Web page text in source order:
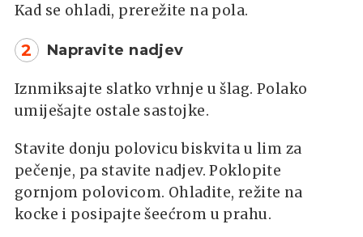
Kad se ohladi, prerežite na pola.
2 Napravite nadjev
Iznmiksajte slatko vrhnje u šlag. Polako
umiješajte ostale sastojke.
Stavite donju polovicu biskvita u lim za
pečenje, pa stavite nadjev. Poklopite
gornjom polovicom. Ohladite, režite na
kocke i posipajte šeećrom u prahu.